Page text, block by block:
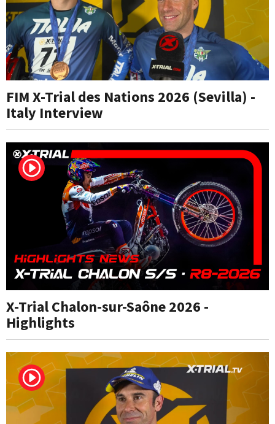
FIM X-Trial des Nations 2026 (Sevilla) -
Italy Interview
X-Trial Chalon-sur-Saône 2026 -
Highlights